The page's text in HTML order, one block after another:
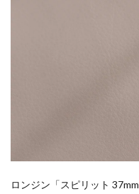
ロンジン「スピリット